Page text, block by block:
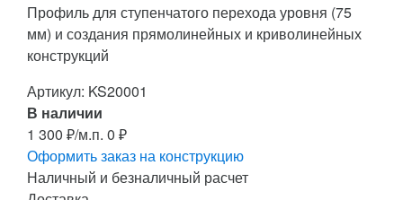
Профиль для ступенчатого перехода уровня (75
мм) и создания прямолинейных и криволинейных
конструкций
Артикул: KS20001
В наличии
1 300 ₽/м.п. 0 ₽
Оформить заказ на конструкцию
Наличный и безналичный расчет